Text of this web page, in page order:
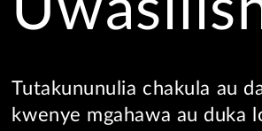
Tutakununulia chakula au
kwenye mgahawa au duka